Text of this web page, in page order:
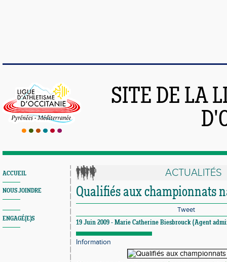
SITE DE LA
ACCUEIL
NOUS JOINDRE
ENGAGÉ(E)S
ACTUALITÉS
Qualifiés aux championnats
Tweet
19 Juin 2009 - Marie Catherine Biesbrouck (Agent
Information